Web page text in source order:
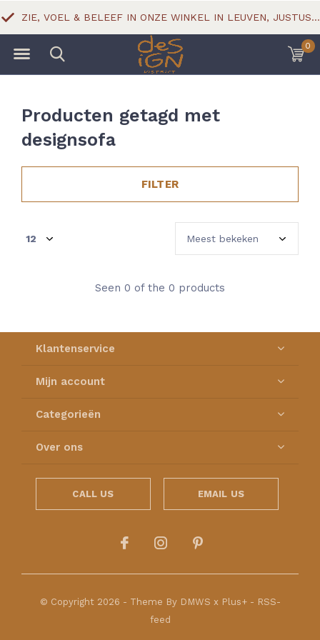
0
ZIE, VOEL & BELEEF IN ONZE WINKEL IN LEUVEN, JUSTUS LIPSIUSSTRAAT 18
Producten getagd met
designsofa
FILTER
Seen 0 of the 0 products
Klantenservice
Mijn account
Categorieën
Over ons
CALL US EMAIL US
© Copyright 2026 - Theme By DMWS x Plus+- RSS-
feed